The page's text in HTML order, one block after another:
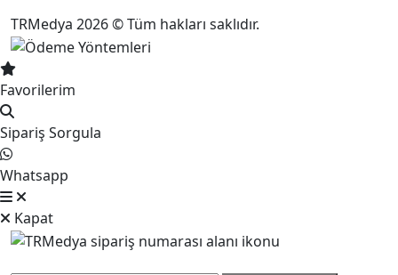
TRMedya 2026 © Tüm hakları saklıdır.
Favorilerim
Sipariş Sorgula
Whatsapp
Kapat